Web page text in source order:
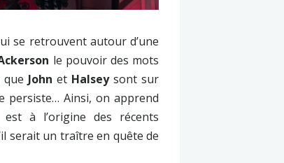
se retrouvent autour d’une
le pouvoir des mots
que John et Halseysont sur
persiste… Ainsi, on apprend
à l’origine des récents
serait un traître en quête de